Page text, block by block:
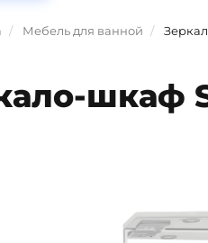
Мебель для ванной
шкаф